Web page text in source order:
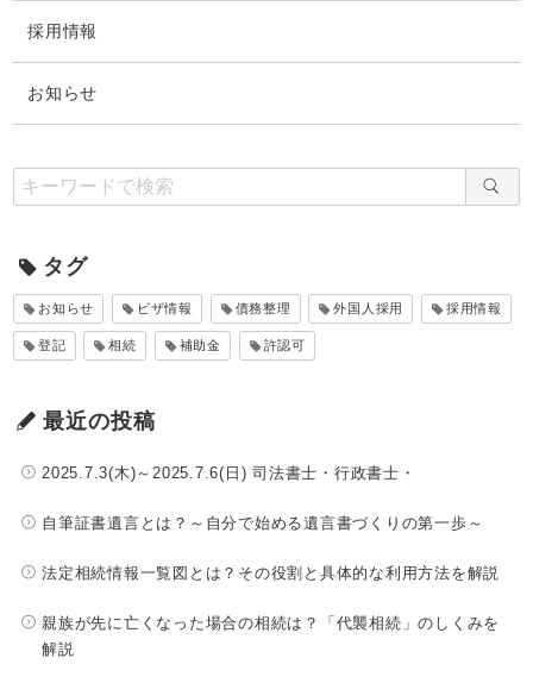
採用情報
お知らせ
タグ
お知らせ ビザ情報 債務整理 外国人採用 採用情報
登記 相続 補助金 許認可
最近の投稿
2025.7.3(木)～2025.7.6(日) 司法書士・行政書士・
自筆証書遺言とは？～自分で始める遺言書づくりの第一歩～
法定相続情報一覧図とは？その役割と具体的な利用方法を解説
親族が先に亡くなった場合の相続は？「代襲相続」のしくみを
解説